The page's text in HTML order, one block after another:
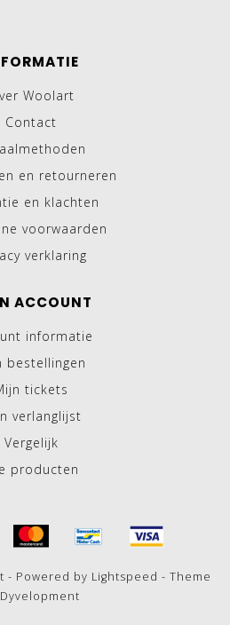
Woolart
Contact
en retourneren
en klachten
voorwaarden
verklaring
ACCOUNT
informatie
bestellingen
tickets
verlanglijst
Vergelijk
producten
- Powered by Lightspeed - Theme
Dyvelopment